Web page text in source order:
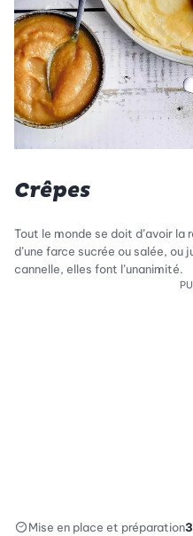
Crêpes
Tout le monde se doit d’avoir
d’une farce sucrée ou salée, ou
cannelle, elles font l’unanimité.
Mise en place et préparation